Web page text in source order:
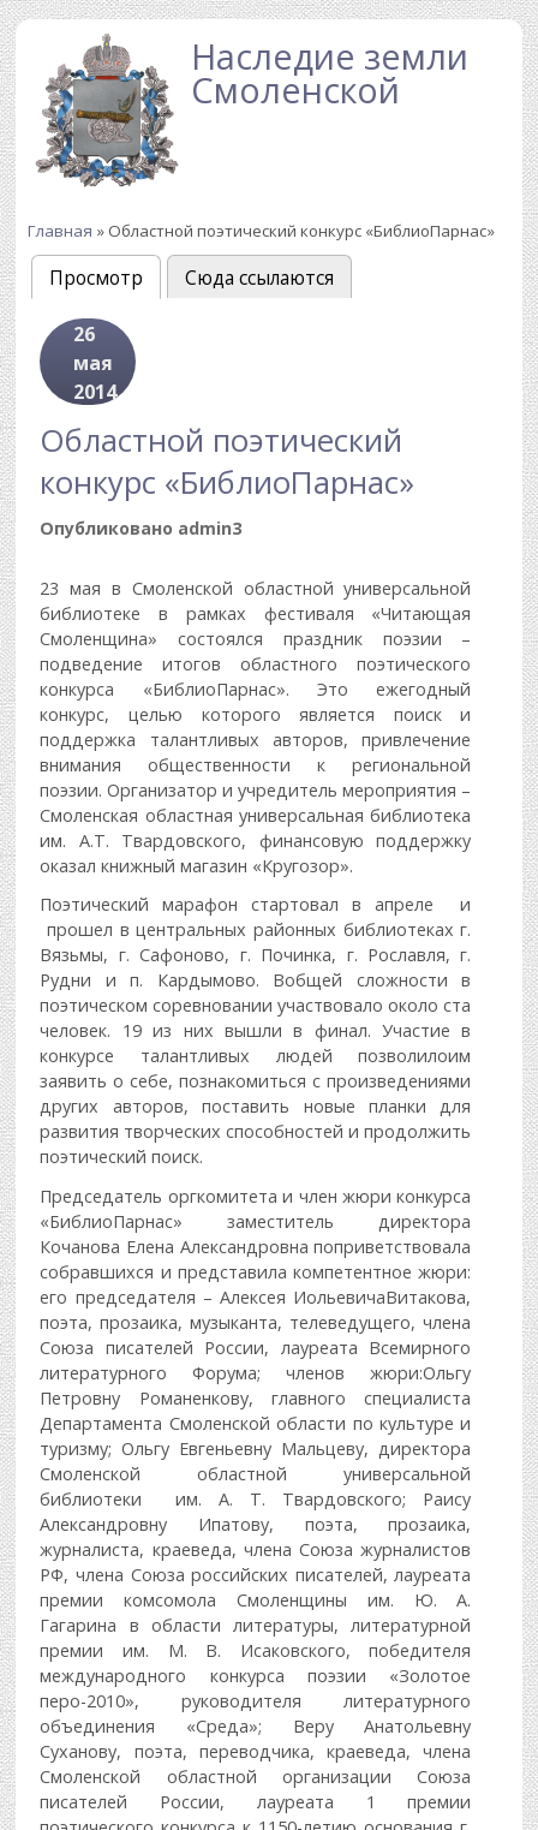
Перейти к основному содержаниюНаследие земли
Смоленской
Вы здесь
Главная » Областной поэтический конкурс «БиблиоПарнас»
Главные вкладки
Просмотр (активная вкладка)
Сюда ссылаются
26
мая
2014
Областной поэтический
конкурс «БиблиоПарнас»
Опубликовано admin3
23 мая в Смоленской областной универсальной
библиотеке в рамках фестиваля «Читающая
Смоленщина» состоялся праздник поэзии –
подведение итогов областного поэтического
конкурса «БиблиоПарнас». Это ежегодный
конкурс, целью которого является поиск и
поддержка талантливых авторов, привлечение
внимания общественности к региональной
поэзии. Организатор и учредитель мероприятия –
Смоленская областная универсальная библиотека
им. А.Т. Твардовского, финансовую поддержку
оказал книжный магазин «Кругозор».
Поэтический марафон стартовал в апреле и
прошел в центральных районных библиотеках г.
Вязьмы, г. Сафоново, г. Починка, г. Рославля, г.
Рудни и п. Кардымово. Вобщей сложности в
поэтическом соревновании участвовало около ста
человек. 19 из них вышли в финал. Участие в
конкурсе талантливых людей позволилоим
заявить о себе, познакомиться с произведениями
других авторов, поставить новые планки для
развития творческих способностей и продолжить
поэтический поиск.
Председатель оргкомитета и член жюри конкурса
«БиблиоПарнас» заместитель директора
Кочанова Елена Александровна поприветствовала
собравшихся и представила компетентное жюри:
его председателя – Алексея ИольевичаВитакова,
поэта, прозаика, музыканта, телеведущего, члена
Союза писателей России, лауреата Всемирного
литературного Форума; членов жюри:Ольгу
Петровну Романенкову, главного специалиста
Департамента Смоленской области по культуре и
туризму; Ольгу Евгеньевну Мальцеву, директора
Смоленской областной универсальной
библиотеки им. А. Т. Твардовского; Раису
Александровну Ипатову, поэта, прозаика,
журналиста, краеведа, члена Союза журналистов
РФ, члена Союза российских писателей, лауреата
премии комсомола Смоленщины им. Ю. А.
Гагарина в области литературы, литературной
премии им. М. В. Исаковского, победителя
международного конкурса поэзии «Золотое
перо-2010», руководителя литературного
объединения «Среда»; Веру Анатольевну
Суханову, поэта, переводчика, краеведа, члена
Смоленской областной организации Союза
писателей России, лауреата 1 премии